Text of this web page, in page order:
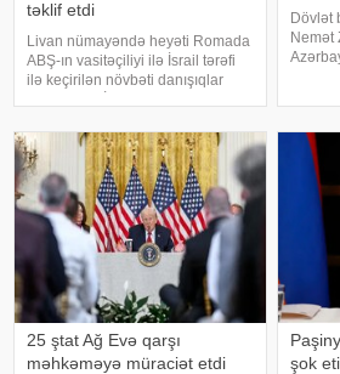
təklif etdi
Livan nümayəndə heyəti Romada
ABŞ-ın vasitəçiliyi ilə İsrail tərəfi
ilə keçirilən növbəti danışıqlar
yaradılmasını müzakirəyə təklif
edib. Bu barəd
Dövlət
Nemət
müdiri
25 ştat Ağ Evə qarşı
məhkəməyə müraciət etdi
şok